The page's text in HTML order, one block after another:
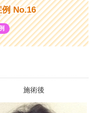
No.16
施術後